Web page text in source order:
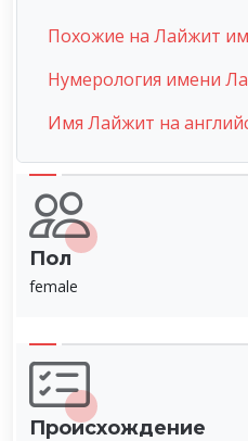
Похожие на Лайжит
Нумерология имени
Имя Лайжит на
Пол
female
Происхождение